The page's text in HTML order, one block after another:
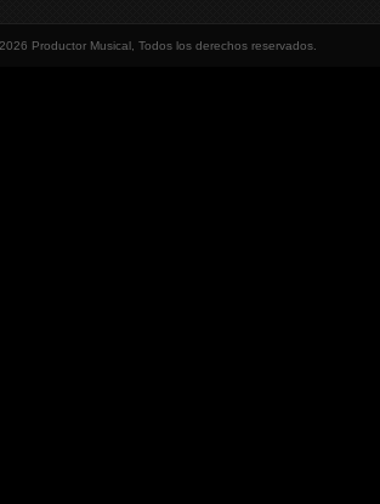
Productor Musical, Todos los derechos reservados.